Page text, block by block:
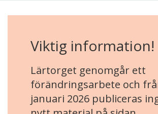
Viktig information!
Lärtorget genomgår ett
förändringsarbete och
januari 2026 publiceras